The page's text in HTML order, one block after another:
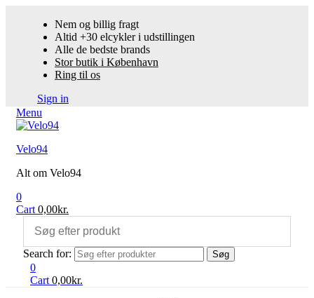
Nem og billig fragt
Altid +30 elcykler i udstillingen
Alle de bedste brands
Stor butik i København
Ring til os
Sign in
Menu
Velo94
Alt om Velo94
0
Cart 0,00kr.
Search for: Søg
0
Cart 0,00kr.